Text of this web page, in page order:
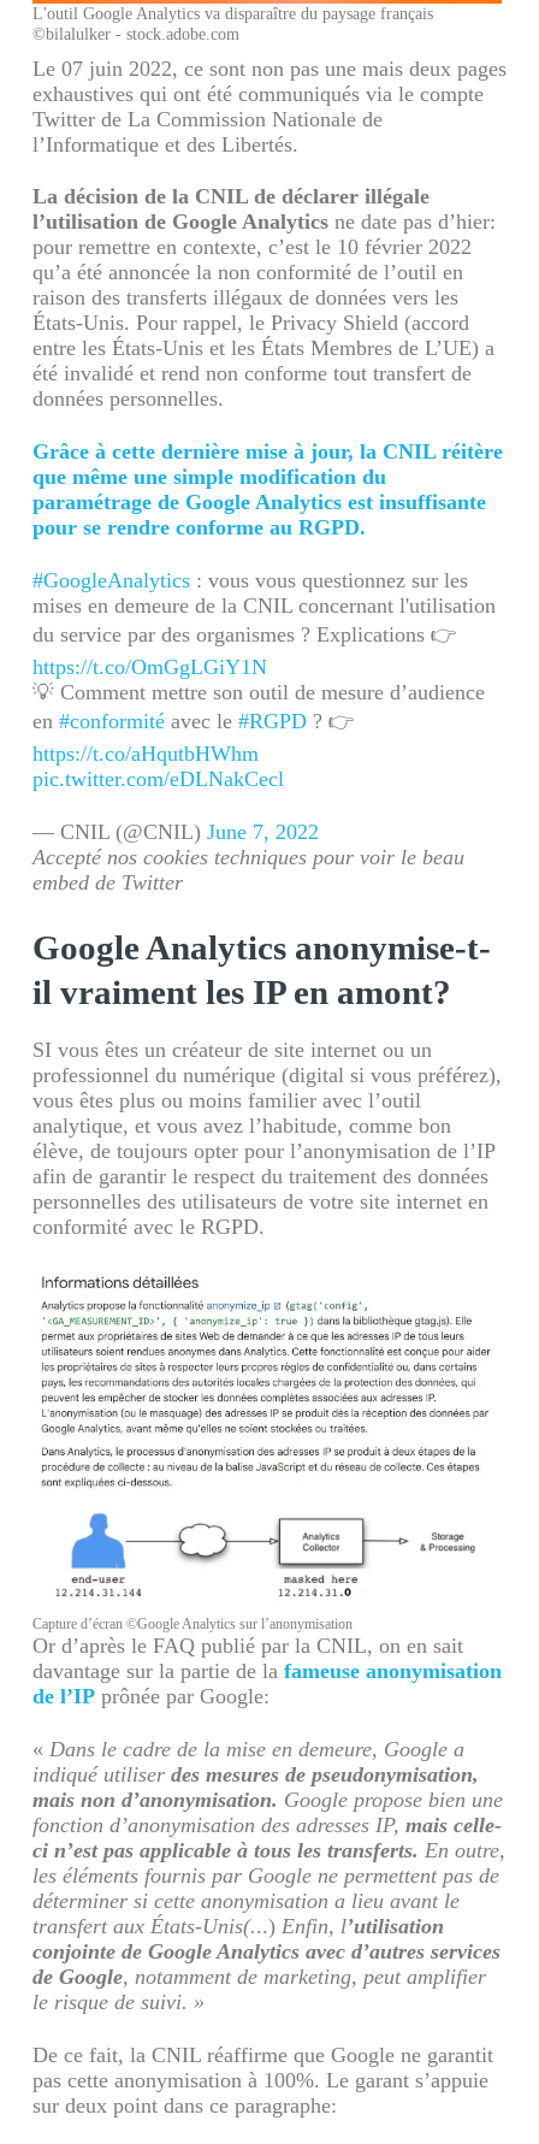
L'outil Google Analytics va disparaître du paysage français
©bilalulker - stock.adobe.com
Le 07 juin 2022, ce sont non pas une mais deux pages
exhaustives qui ont été communiqués via le compte
Twitter de La Commission Nationale de
l’Informatique et des Libertés.
La décision de la CNIL de déclarer illégale
l’utilisation de Google Analyticsne date pas d’hier:
pour remettre en contexte, c’est le 10 février 2022
qu’a été annoncée la non conformité de l’outil en
raison des transferts illégaux de données vers les
États-Unis. Pour rappel, le Privacy Shield (accord
entre les États-Unis et les États Membres de L’UE) a
été invalidé et rend non conforme tout transfert de
données personnelles.
Grâce à cette dernière mise à jour, la CNIL réitère
que même une simple modification du
paramétrage de Google Analytics est insuffisante
pour se rendre conforme au RGPD.
#GoogleAnalytics: vous vous questionnez sur les
mises en demeure de la CNIL concernant l'utilisation
du service par des organismes ? Explications 👉
https://t.co/OmGgLGiY1N
💡 Comment mettre son outil de mesure d’audience
en #conformitéavec le #RGPD? 👉
https://t.co/aHqutbHWhm
pic.twitter.com/eDLNakCecl
— CNIL (@CNIL) June 7, 2022
Accepté nos cookies techniques pour voir le beau
embed de Twitter
Google Analytics anonymise-t-
il vraiment les IP en amont?
SI vous êtes un créateur de site internet ou un
professionnel du numérique (digital si vous préférez),
vous êtes plus ou moins familier avec l’outil
analytique, et vous avez l’habitude, comme bon
élève, de toujours opter pour l’anonymisation de l’IP
afin de garantir le respect du traitement des données
personnelles des utilisateurs de votre site internet en
conformité avec le RGPD.
Capture d’écran ©Google Analytics sur l’anonymisation
Or d’après le FAQ publié par la CNIL, on en sait
davantage sur la partie de la fameuse anonymisation
de l’IPprônée par Google:
« Dans le cadre de la mise en demeure, Google a
indiqué utiliser des mesures de pseudonymisation,
mais non d’anonymisation. Google propose bien une
fonction d’anonymisation des adresses IP, mais celle-
ci n’est pas applicable à tous les transferts. En outre,
les éléments fournis par Google ne permettent pas de
déterminer si cette anonymisation a lieu avant le
transfert aux États-Unis(...) Enfin, l’utilisation
conjointe de Google Analytics avec d’autres services
de Google, notamment de marketing, peut amplifier
le risque de suivi. »
De ce fait, la CNIL réaffirme que Google ne garantit
pas cette anonymisation à 100%. Le garant s’appuie
sur deux point dans ce paragraphe: